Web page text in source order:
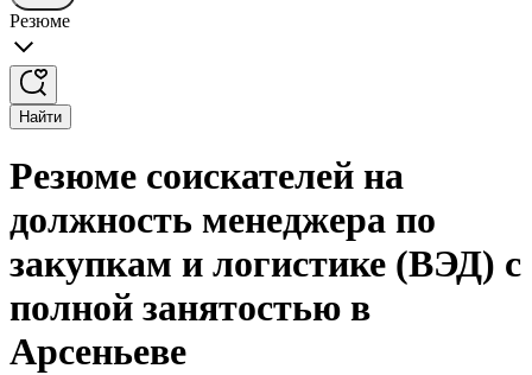
Резюме
Найти
Резюме соискателей на
должность менеджера по
закупкам и логистике (ВЭД) с
полной занятостью в
Арсеньеве